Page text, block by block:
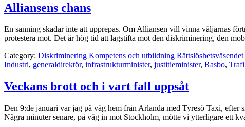
Alliansens chans
En sanning skadar inte att upprepas. Om Alliansen vill vinna väljarnas
protestera mot. Det är hög tid att lagstifta mot den diskriminering, den
Category: Diskriminering Kompetens och utbildning Rättslöshetsväsendet
Industri, generaldirektör, infrastrukturminister, justitieminister, Rasbo,
Veckans brott och i vart fall uppsåt
Den 9:de januari var jag på väg hem från Arlanda med Tyresö Taxi,
Några minuter senare, på väg in mot Stockholm, mötte vi ytterligare ett